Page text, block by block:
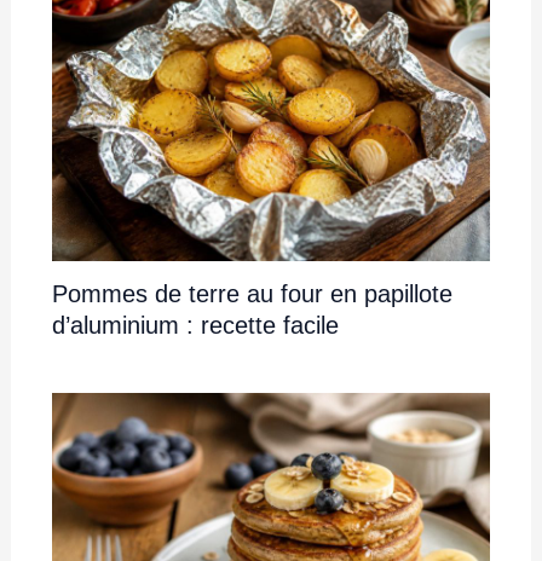
Pommes de terre au four en papillote
d’aluminium : recette facile